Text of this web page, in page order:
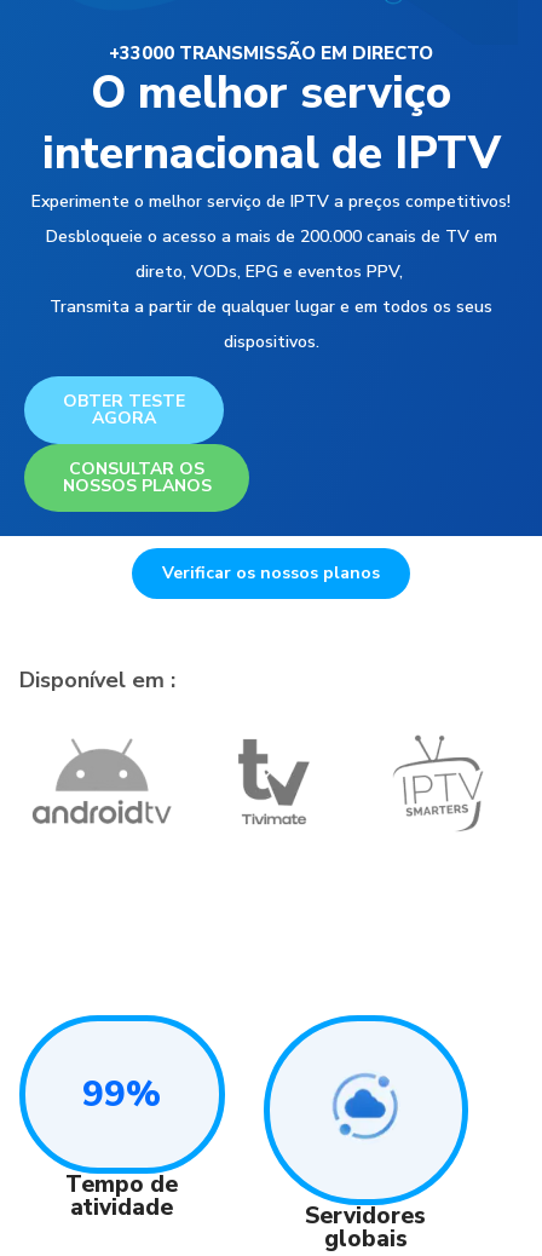
+33000 TRANSMISSÃO EM DIRECTO
O melhor serviço
internacional de IPTV
Experimente o melhor serviço de IPTV a preços competitivos!
Desbloqueie o acesso a mais de 200.000 canais de TV em
direto, VODs, EPG e eventos PPV,
Transmita a partir de qualquer lugar e em todos os seus
dispositivos.
OBTER TESTE
AGORA
CONSULTAR OS
NOSSOS PLANOS
Verificar os nossos planos
Disponível em :
99%
Tempo de
atividade Servidores
globais